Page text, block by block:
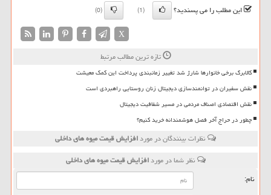
این مطلب را می پسندید؟
(1)
(0)
X
تازه ترین مطالب مرتبط
کالابرگ برخی خانوارها شارژ شد تغییر زمانبندی پرداخت این کمک معیشت
نقش سفیران در توانمندسازی دیجیتال زنان روستایی راهبردی است
نقش اقتصادی اصناف مردمی در مسیر شفافیت دیجیتال
چطور در حراج آخر فصل هوشمندانه خرید کنیم؟
نظرات بینندگان در موردافزایش قیمت میوه های داخلی
نظر شما در موردافزایش قیمت میوه های داخلی
نام: